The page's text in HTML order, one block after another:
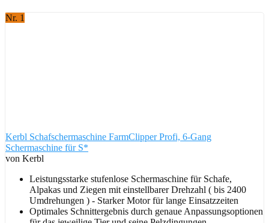
Nr. 1
Kerbl Schafschermaschine FarmClipper Profi, 6-Gang
Schermaschine für S*
von Kerbl
Leistungsstarke stufenlose Schermaschine für Schafe,
Alpakas und Ziegen mit einstellbarer Drehzahl ( bis 2400
Umdrehungen ) - Starker Motor für lange Einsatzzeiten
Optimales Schnittergebnis durch genaue Anpassungsoptionen